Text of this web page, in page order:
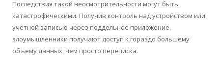
Последствия такой неосмотрительности могут быть
катастрофическими. Получив контроль над устройством или
учетной записью через поддельное приложение,
злоумышленники получают доступ к гораздо большему
объему данных, чем просто переписка.